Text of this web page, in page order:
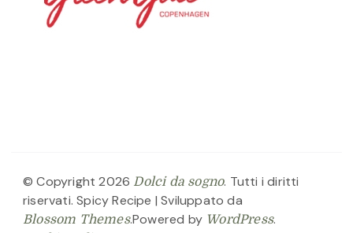
© Copyright 2026 Dolci da sogno. Tutti i diritti
riservati. Spicy Recipe | Sviluppato da
Blossom Themes.Powered by WordPress.